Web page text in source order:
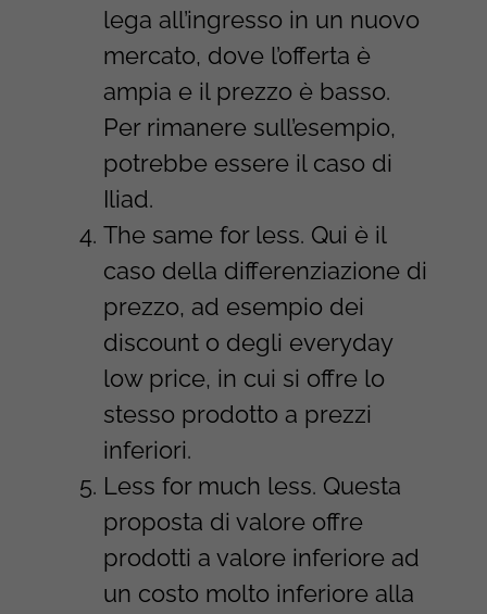
lega all’ingresso in un nuovo
mercato, dove l’offerta è
ampia e il prezzo è basso.
Per rimanere sull’esempio,
potrebbe essere il caso di
Iliad.
The same for less. Qui è il
caso della differenziazione di
prezzo, ad esempio dei
discount o degli everyday
low price, in cui si offre lo
stesso prodotto a prezzi
inferiori.
Less for much less. Questa
proposta di valore offre
prodotti a valore inferiore ad
un costo molto inferiore alla